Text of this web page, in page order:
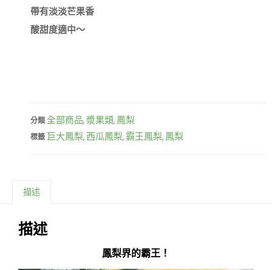
帶有淡淡芒果香
分類全部商品,漿果類, 鳳梨
標籤 巨大鳳梨, 西瓜鳳梨, 霸王鳳梨, 鳳梨
描述
描述
鳳梨界的霸王！